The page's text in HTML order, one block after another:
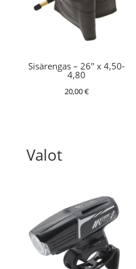
Sisärengas – 26″ x 4,50-
4,80
20,00€
Valot